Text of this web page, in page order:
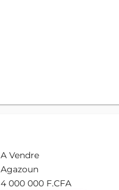
A Vendre
Agazoun
4 000 000 F.CFA